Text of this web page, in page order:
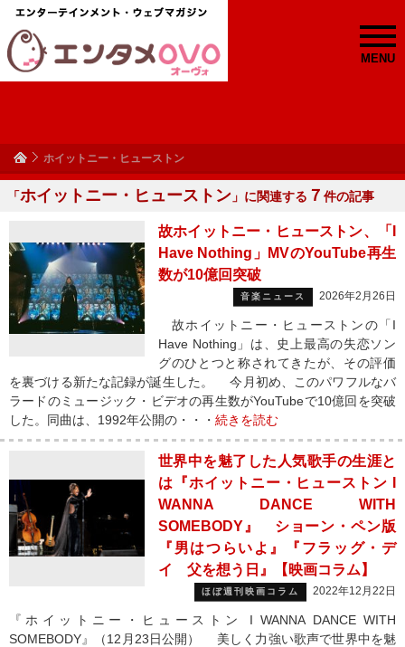
MENU
ホイットニー・ヒューストン
「ホイットニー・ヒューストン 」に関連する ７ 件の記事
故ホイットニー・ヒューストン、「I
Have Nothing」MVのYouTube再生
数が10億回突破
音楽ニュース 2026年2月26日
故ホイットニー・ヒューストンの「I
Have Nothing」は、史上最高の失恋ソン
グのひとつと称されてきたが、その評価
を裏づける新たな記録が誕生した。 今月初め、このパワフルなバ
ラードのミュージック・ビデオの再生数がYouTubeで10億回を突破
した。同曲は、1992年公開の・・・ 続きを読む
世界中を魅了した人気歌手の生涯と
は『ホイットニー・ヒューストン I
WANNA DANCE WITH
SOMEBODY』 ショーン・ペン版
『男はつらいよ』『フラッグ・デ
イ 父を想う日』【映画コラム】
ほぼ週刊映画コラム 2022年12月22日
『ホイットニー・ヒューストン I WANNA DANCE WITH
SOMEBODY』（12月23日公開） 美しく力強い歌声で世界中を魅